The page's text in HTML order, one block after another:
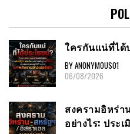
ใครกันแน่ที่ได้
BY ANONYMOUS01
06/08/2026
สงครามอิหร่า
อย่างไร: ประ